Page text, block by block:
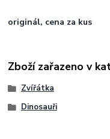
originál, cena za kus
Zboží zařazeno v
Zvířátka
Dinosauři